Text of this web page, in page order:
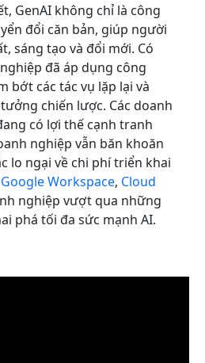
GenAI không chỉ là công
đổi căn bản, giúp người
sáng tạo và đổi mới. Có
đã áp dụng công
bớt các tác vụ lặp lại và
chiến lược. Các doanh
có lợi thế cạnh tranh
nghiệp vẫn băn khoăn
lo ngại về chi phí triển khai
Google Workspace, Cloud
nghiệp vượt qua những
phá tối đa sức mạnh AI.